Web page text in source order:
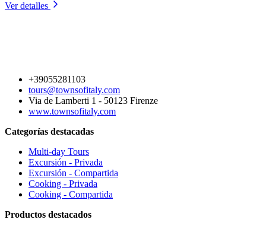
Ver detalles
+39055281103
tours@townsofitaly.com
Via de Lamberti 1 - 50123 Firenze
www.townsofitaly.com
Categorías destacadas
Multi-day Tours
Excursión - Privada
Excursión - Compartida
Cooking - Privada
Cooking - Compartida
Productos destacados